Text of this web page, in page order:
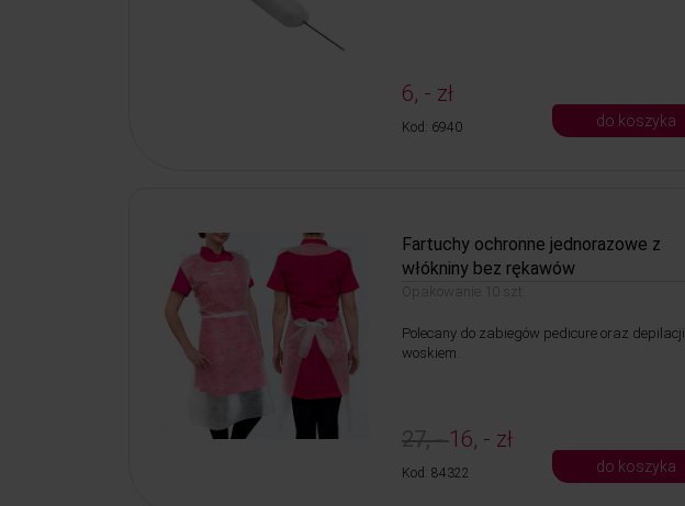
6, - zł
Kod: 6940 do koszyka
Fartuchy ochronne jednorazowe z
włókniny bez rękawów
Opakowanie 10 szt.
Polecany do zabiegów pedicure oraz depilacji
woskiem.
27, -16, - zł
Kod: 84322 do koszyka